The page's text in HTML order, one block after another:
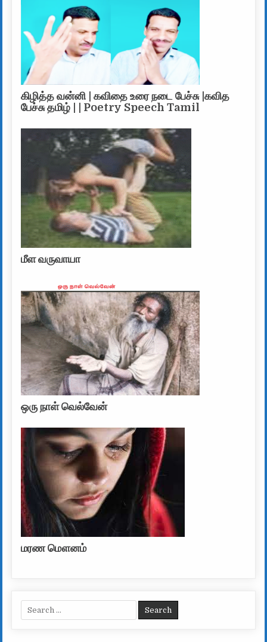
கிழித்த வன்னி | கவிதை உரை நடை பேச்சு |கவித
பேச்சு தமிழ் | | Poetry Speech Tamil
மீள வருவாயா
ஒரு நாள் வெல்வேன்
மரண மௌனம்
Search for: